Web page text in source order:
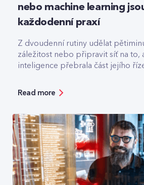
nebo machine learning
každodenní praxí
Z dvoudenní rutiny udělat
záležitost nebo připravit síť na to,
inteligence přebrala část jejího
Read more